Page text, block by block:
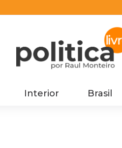
Interior Brasil